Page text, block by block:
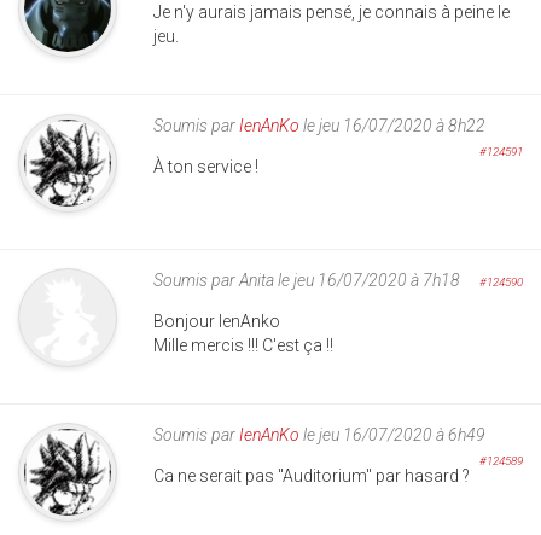
Je n'y aurais jamais pensé, je connais à peine le
jeu.
Soumis par IenAnKo le jeu 16/07/2020 à 8h22
#124591
À ton service !
Soumis parAnitale jeu 16/07/2020 à 7h18 #124590
Bonjour lenAnko
Mille mercis !!! C'est ça !!
Soumis par IenAnKo le jeu 16/07/2020 à 6h49
#124589
Ca ne serait pas "Auditorium" par hasard ?